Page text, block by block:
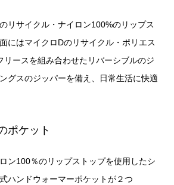
リサイクル・ナイロン100%のリップス
にはマイクロDのリサイクル・ポリエス
リースを組み合わせたリバーシブルのジ
グスのジッパーを備え、日常生活に快適
ポケット
ン100％のリップストップを使用したシ
ハンドウォーマーポケットが２つ